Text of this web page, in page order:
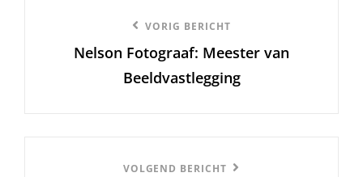
bericht
VORIG BERICHT
Nelson Fotograaf: Meester van
Beeldvastlegging
VOLGEND BERICHT